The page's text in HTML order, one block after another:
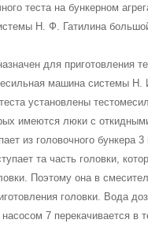
теста на бункерном
Н. Ф. Гатилина
для приготовления
машина системы Н.
установлены
имеются люки с
из головочного
та часть головки,
Поэтому она в
головки. Вода
насосом 7 перекачивается